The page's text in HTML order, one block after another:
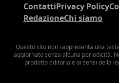
ContattiPrivacy Policy
RedazioneChi siamo
Questo sito non rappresenta una
aggiornato senza alcuna periodicità.
prodotto editoriale ai sensi della